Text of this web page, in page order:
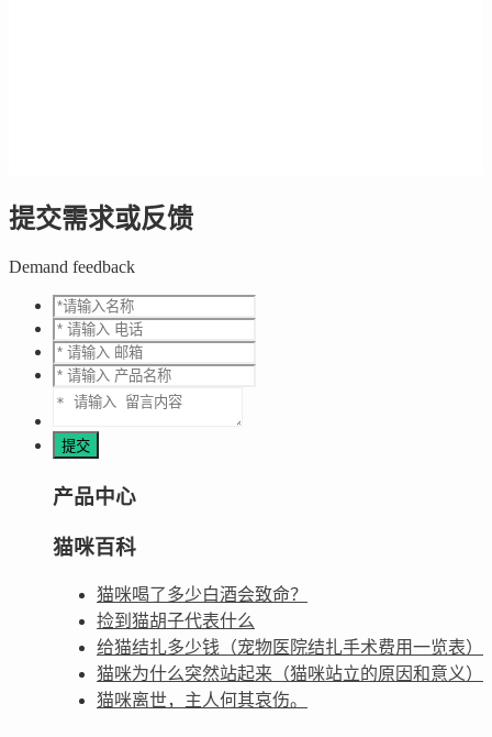
提交需求或反馈
Demand feedback
产品中心
猫咪百科
猫咪喝了多少白酒会致命？
捡到猫胡子代表什么
给猫结扎多少钱（宠物医院结扎手术费用一览表）
猫咪为什么突然站起来（猫咪站立的原因和意义）
猫咪离世，主人何其哀伤。